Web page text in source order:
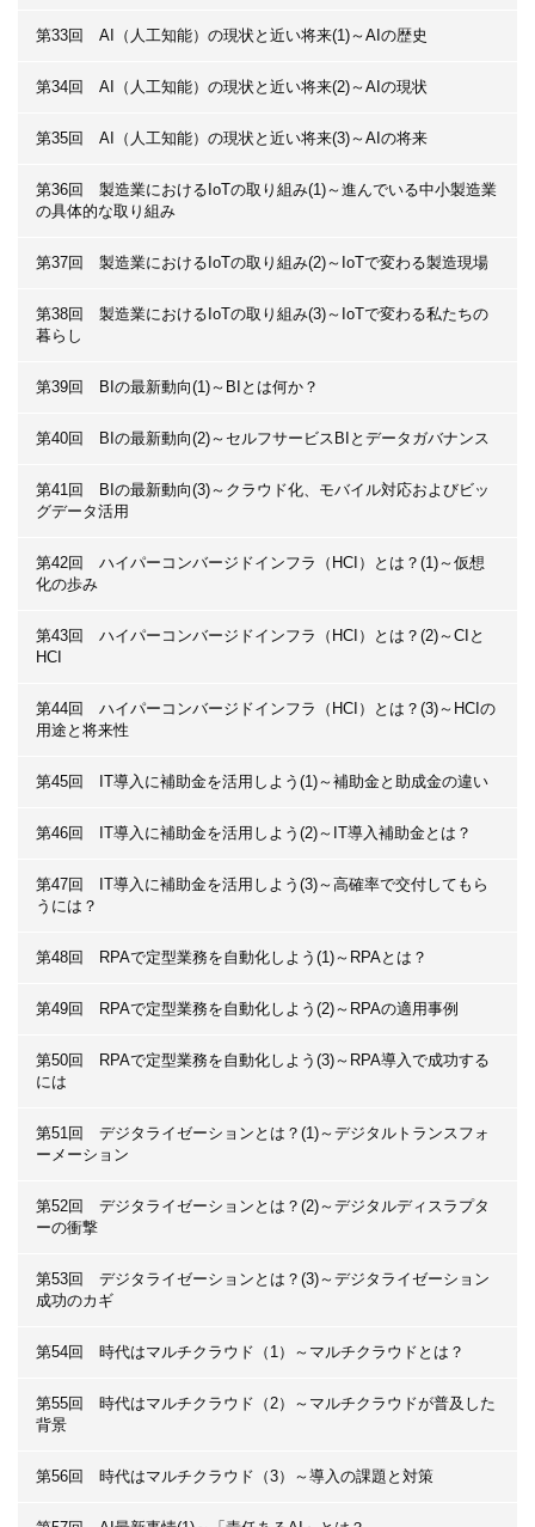
第33回 AI（人工知能）の現状と近い将来(1)～AIの歴史
第34回 AI（人工知能）の現状と近い将来(2)～AIの現状
第35回 AI（人工知能）の現状と近い将来(3)～AIの将来
第36回 製造業におけるIoTの取り組み(1)～進んでいる中小製造業
の具体的な取り組み
第37回 製造業におけるIoTの取り組み(2)～IoTで変わる製造現場
第38回 製造業におけるIoTの取り組み(3)～IoTで変わる私たちの
暮らし
第39回 BIの最新動向(1)～BIとは何か？
第40回 BIの最新動向(2)～セルフサービスBIとデータガバナンス
第41回 BIの最新動向(3)～クラウド化、モバイル対応およびビッ
グデータ活用
第42回 ハイパーコンバージドインフラ（HCI）とは？(1)～仮想
化の歩み
第43回 ハイパーコンバージドインフラ（HCI）とは？(2)～CIと
HCI
第44回 ハイパーコンバージドインフラ（HCI）とは？(3)～HCIの
用途と将来性
第45回 IT導入に補助金を活用しよう(1)～補助金と助成金の違い
第46回 IT導入に補助金を活用しよう(2)～IT導入補助金とは？
第47回 IT導入に補助金を活用しよう(3)～高確率で交付してもら
うには？
第48回 RPAで定型業務を自動化しよう(1)～RPAとは？
第49回 RPAで定型業務を自動化しよう(2)～RPAの適用事例
第50回 RPAで定型業務を自動化しよう(3)～RPA導入で成功する
には
第51回 デジタライゼーションとは？(1)～デジタルトランスフォ
ーメーション
第52回 デジタライゼーションとは？(2)～デジタルディスラプタ
ーの衝撃
第53回 デジタライゼーションとは？(3)～デジタライゼーション
成功のカギ
第54回 時代はマルチクラウド（1）～マルチクラウドとは？
第55回 時代はマルチクラウド（2）～マルチクラウドが普及した
背景
第56回 時代はマルチクラウド（3）～導入の課題と対策